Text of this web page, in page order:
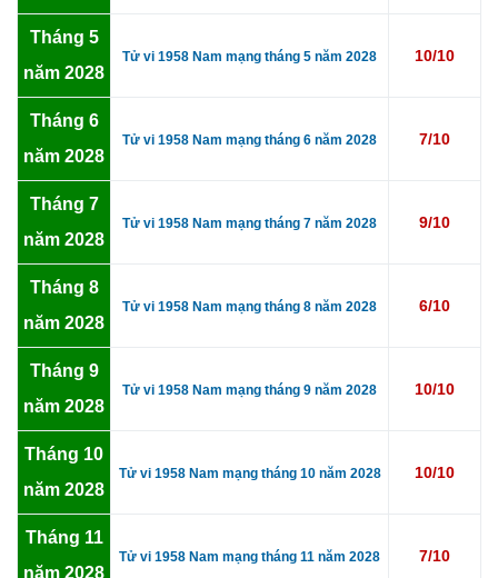
Tháng 5
năm 2028
Tử vi 1958 Nam mạng tháng 5 năm 2028 10/10
Tháng 6
năm 2028
Tử vi 1958 Nam mạng tháng 6 năm 2028 7/10
Tháng 7
năm 2028
Tử vi 1958 Nam mạng tháng 7 năm 2028 9/10
Tháng 8
năm 2028
Tử vi 1958 Nam mạng tháng 8 năm 2028 6/10
Tháng 9
năm 2028
Tử vi 1958 Nam mạng tháng 9 năm 2028 10/10
Tháng 10
năm 2028
Tử vi 1958 Nam mạng tháng 10 năm 2028 10/10
Tháng 11
năm 2028
Tử vi 1958 Nam mạng tháng 11 năm 2028 7/10